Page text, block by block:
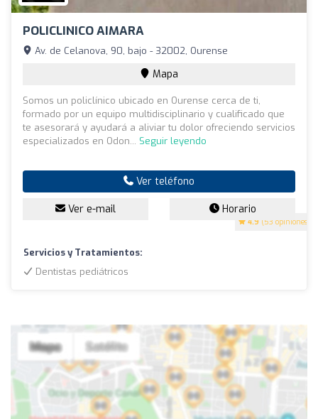
POLICLINICO AIMARA
4.9 (53 opiniones)
Av. de Celanova, 90, bajo - 32002, Ourense
Mapa
Somos un policlínico ubicado en Ourense cerca de ti,
formado por un equipo multidisciplinario y cualificado que
te asesorará y ayudará a aliviar tu dolor ofreciendo servicios
especializados en Odon... Seguir leyendo
Ver teléfono
Ver e-mail Horario
Servicios y Tratamientos:
Dentistas pediátricos